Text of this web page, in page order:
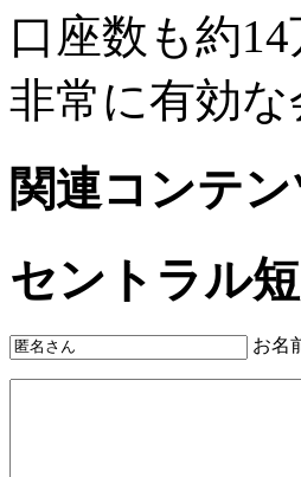
口座数も約
非常に有効
関連コンテン
セントラル
お名